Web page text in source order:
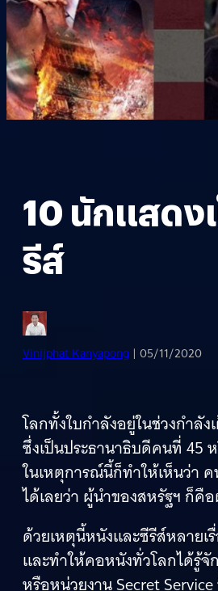
10 นักแสดง
รีส์
Vinijphat Kanyapong | 05/11/2020
โลกทั้งใบกำลังอยู่ในช่วงกำลั
ซึ่งเป็นประธานาธิบดีคนที่ 45
ในเหตุการณ์นี้ก็ทำให้เห็นว่า
ได้เลยว่า ผู้นำของสหรัฐฯ ก็คื
ด้วยเหตุนี้หนังและซีรีส์หลายเ
และทำให้คอหนังทั่วโลกได้รู้จั
หรือหน่วยงาน Secret